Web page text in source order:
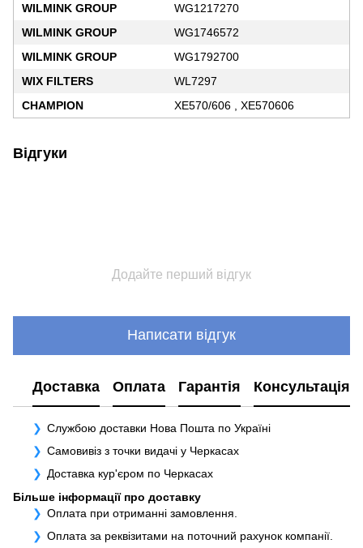
WILMINK GROUP
WG1217270
WILMINK GROUP
WG1746572
WILMINK GROUP
WG1792700
WIX FILTERS
WL7297
CHAMPION
XE570/606 , XE570606
Відгуки
Додайте перший відгук
Написати відгук
Доставка Оплата Гарантія Консультація
Службою доставки Нова Пошта по Україні
Самовивіз з точки видачі у Черкасах
Доставка кур'єром по Черкасах
Більше інформації про доставку
Оплата при отриманні замовлення.
Оплата за реквізитами на поточний рахунок компанії.